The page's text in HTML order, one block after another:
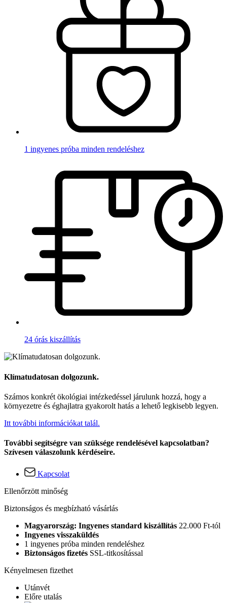
1 ingyenes próba minden rendeléshez
24 órás kiszállítás
Klímatudatosan dolgozunk.
Számos konkrét ökológiai intézkedéssel járulunk hozzá, hogy a
környezetre és éghajlatra gyakorolt hatás a lehető legkisebb legyen.
Itt további információkat talál.
További segítségre van szüksége rendelésével kapcsolatban?
Szívesen válaszolunk kérdéseire.
Kapcsolat
Ellenőrzött minőség
Biztonságos és megbízható vásárlás
Magyarország: Ingyenes standard kiszállítás 22.000 Ft-tól
Ingyenes visszaküldés
1 ingyenes próba minden rendeléshez
Biztonságos fizetés SSL-titkosítással
Kényelmesen fizethet
Utánvét
Előre utalás